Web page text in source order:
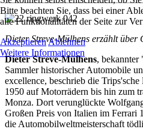
Dieter Streve-Mülhens erzählt über
Dieter Streve-Mülhens,
Sammler historischer Automobile
excellence, beschrieb die
1950 auf Motorrädern bis hin zum
Monza. Dort verunglückte
Großen Preis von Italien im Ferrari
die Automobilweltmeisterschaft
Bitte beachten Sie, dass bei einer
alle Funktionalitäten der Seite zur
Akzeptieren Ablehnen
Weitere Informationen